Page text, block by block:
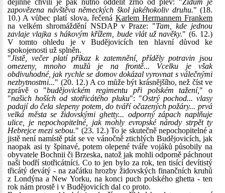
dějinné chvíli je pak nutno oddělit zrno od plev: "Židům je
zapovězena návštěva německých škol jakéhokoliv druhu." (18.
10.) A vůbec platí slova, řečená Karlem Hermannem Frankem
na velkém shromáždění NSDAP v Praze: "Tam, kde jednou
zavlaje vlajka s hákovým křížem, bude vlát už navěky." (6. 12.)
V tomto ohledu je v Budějovicích ten hlavní důvod ke
spokojenosti už splněn.
"Jistě, večer platí příkaz k zatemnění, příděly potravin jsou
omezeny, mnoho mužů je na frontě... Vcelku je však
obdivuhodné, jak rychle se domov dokázal vyrovnat s válečnými
nezbytnostmi..." (20. 12.) A co může být krásnějšího, než číst ve
zprávě o "budějovickém regimentu při polském tažení," o
"našich hoších od stotřicátého pluku": "Ostrý pochod... vlasy
padají do čela slepeny potem, do tváří očazených požáry... prvá
velká města se židovskými ghetty... odporný zápach naplňuje
ulice, je nepochopitelné, jak mohly evropské národy strpět ty
Hebrejce mezi sebou." (23. 12.) To je skutečně nepochopitelné a
jistě není namístě ptát se ve vánočně ztichlých Budějovicích, jak
naopak asi ty špinavé, potem olepené tváře vojáků působily na
obyvatele Bochnii či Brzeska, natož jak mohli odporně páchnout
naši bodří stotřicátníci. Co to jen bylo za rok, ten tisící devítistý
třicátý devátý - na začátku hrozby židovských finančních kruhů
z Londýna a New Yorku, na konci puch polského ghetta - ten
rok nám prostě i v Budějovicích dal co proto.